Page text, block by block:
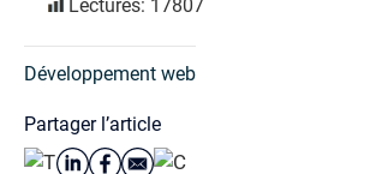
Lectures: 17807
Développement web
Partager l’article